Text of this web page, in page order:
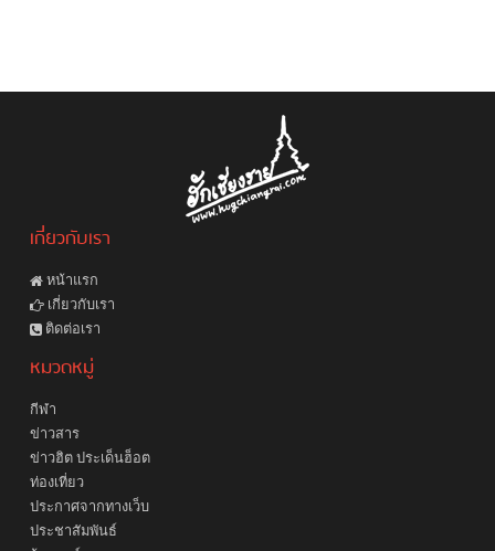
เกี่ยวกับเรา
หน้าแรก
เกี่ยวกับเรา
ติดต่อเรา
หมวดหมู่
กีฬา
ข่าวสาร
ข่าวฮิต ประเด็นฮ็อต
ท่องเที่ยว
ประกาศจากทางเว็บ
ประชาสัมพันธ์